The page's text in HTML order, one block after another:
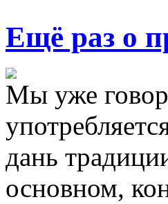
Ещё раз о
Мы уже
дань
основном,